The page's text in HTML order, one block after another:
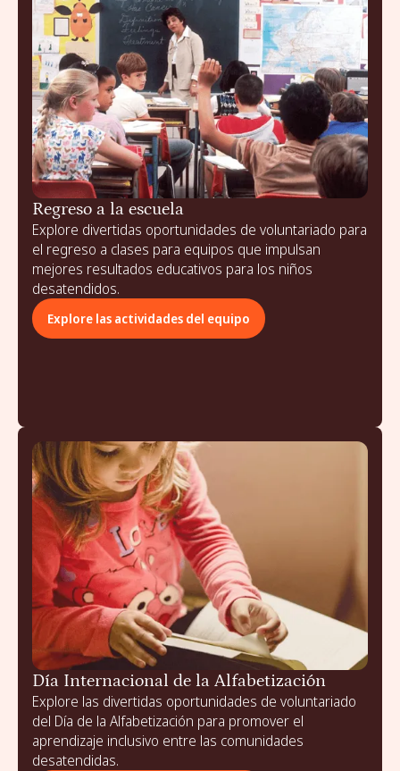
Regreso a la escuela
Explore divertidas oportunidades de voluntariado para
el regreso a clases para equipos que impulsan
mejores resultados educativos para los niños
desatendidos.
Explore las actividades del equipo
Día Internacional de la Alfabetización
Explore las divertidas oportunidades de voluntariado
del Día de la Alfabetización para promover el
aprendizaje inclusivo entre las comunidades
desatendidas.